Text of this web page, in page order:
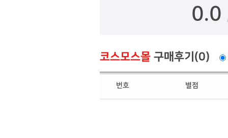
0.0
코스모스몰 구매후기(0)
번호 별점